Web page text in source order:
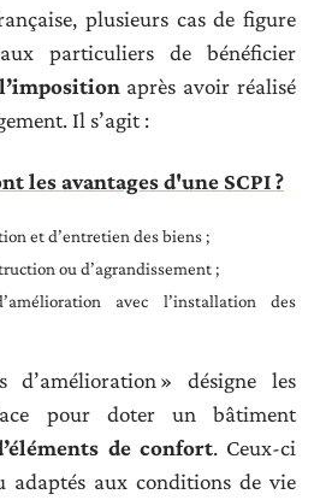
plusieurs cas de figure
particuliers de bénéficier
après avoir réalisé
Il s’agit :
les avantages d'une SCPI ?
et d’entretien des biens ;
ou d’agrandissement ;
avec l’installation des
d’amélioration » désigne les
pour doter un bâtiment
de confort. Ceux-ci
adaptés aux conditions de vie